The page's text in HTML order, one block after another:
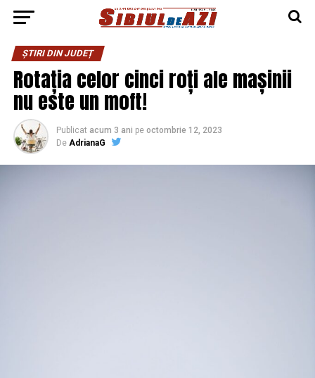
ȘTIRI DIN JUDEȚ
Rotația celor cinci roți ale mașinii
nu este un moft!
Publicat acum 3 ani pe octombrie 12, 2023
De AdrianaG